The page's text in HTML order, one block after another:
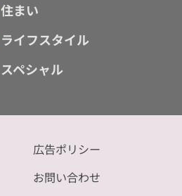
住まい
ライフスタイル
スペシャル
広告ポリシー
お問い合わせ